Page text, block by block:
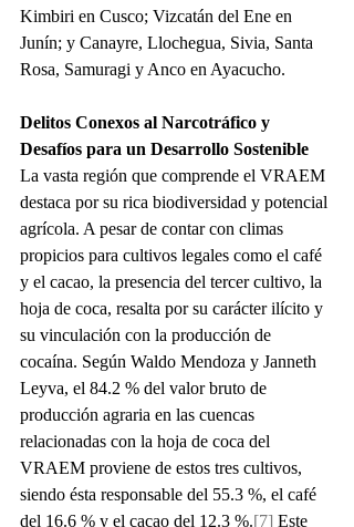
Kimbiri en Cusco; Vizcatán del Ene en
Junín; y Canayre, Llochegua, Sivia, Santa
Rosa, Samuragi y Anco en Ayacucho.
Delitos Conexos al Narcotráfico y
Desafíos para un Desarrollo Sostenible
La vasta región que comprende el VRAEM
destaca por su rica biodiversidad y potencial
agrícola. A pesar de contar con climas
propicios para cultivos legales como el café
y el cacao, la presencia del tercer cultivo, la
hoja de coca, resalta por su carácter ilícito y
su vinculación con la producción de
cocaína. Según Waldo Mendoza y Janneth
Leyva, el 84.2 % del valor bruto de
producción agraria en las cuencas
relacionadas con la hoja de coca del
VRAEM proviene de estos tres cultivos,
siendo ésta responsable del 55.3 %, el café
del 16.6 % y el cacao del 12.3 %.[7] Este